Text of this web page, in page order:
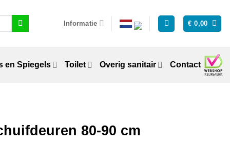
Informatie € 0,00
en Spiegels Toilet Overig sanitair Contact
80-90 cm